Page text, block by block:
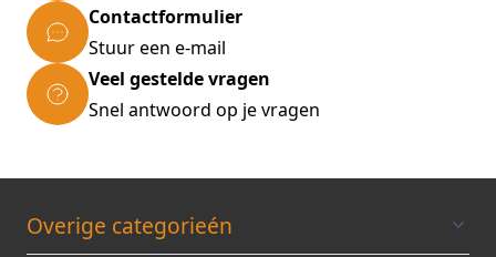
Contactformulier
Stuur een e-mail
Veel gestelde vragen
Snel antwoord op je vragen
Overige categorieén